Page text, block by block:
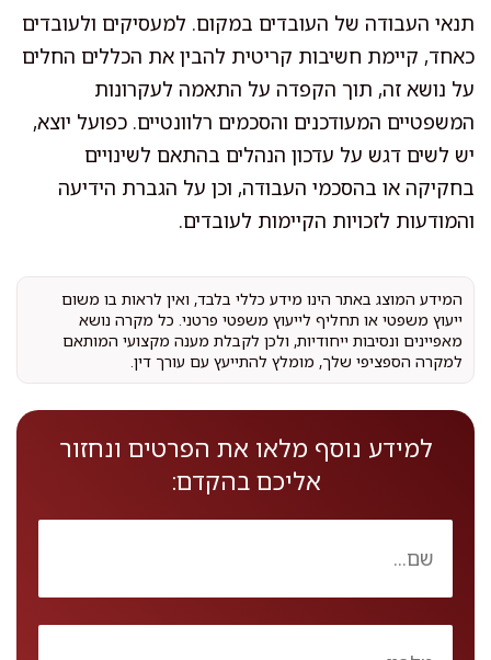
תנאי העבודה של העובדים במקום. למעסיקים ולעובדים
כאחד, קיימת חשיבות קריטית להבין את הכללים החלים
על נושא זה, תוך הקפדה על התאמה לעקרונות
המשפטיים המעודכנים והסכמים רלוונטיים. כפועל יוצא,
יש לשים דגש על עדכון הנהלים בהתאם לשינויים
בחקיקה או בהסכמי העבודה, וכן על הגברת הידיעה
והמודעות לזכויות הקיימות לעובדים.
המידע המוצג באתר הינו מידע כללי בלבד, ואין לראות בו משום
ייעוץ משפטי או תחליף לייעוץ משפטי פרטני. כל מקרה נושא
מאפיינים ונסיבות ייחודיות, ולכן לקבלת מענה מקצועי המותאם
למקרה הספציפי שלך, מומלץ להתייעץ עם עורך דין.
למידע נוסף מלאו את הפרטים ונחזור
אליכם בהקדם: